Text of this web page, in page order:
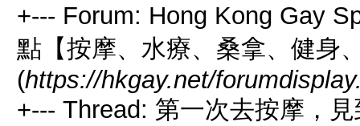
+--- Forum: Hong Kong Gay
點【按摩、水療、桑拿、健身
(https://hkgay.net/
+--- Thread: 第一次去按摩，